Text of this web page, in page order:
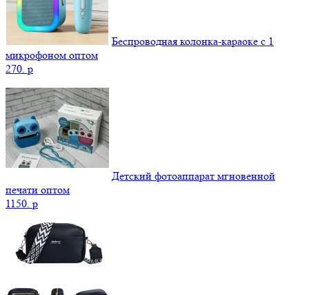
Беспроводная колонка-караоке с 1
микрофоном оптом
270. p
Детский фотоаппарат мгновенной
печати оптом
1150. p